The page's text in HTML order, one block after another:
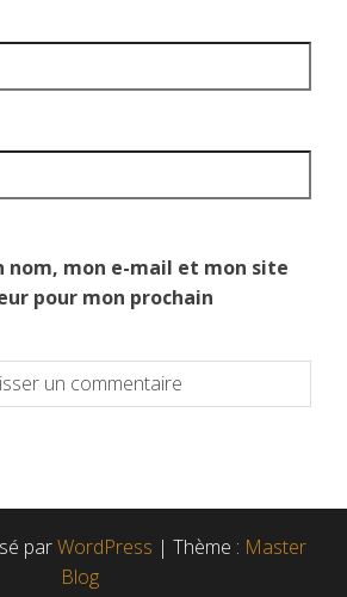
nom, mon e-mail et mon site
pour mon prochain
parWordPress | Thème : Master
Blog